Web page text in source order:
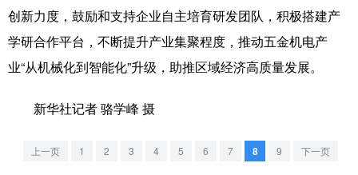
地方频道
辽宁 吉林
浙江 安徽 福建 江西
创新力度，鼓励和支持企业自主培育研发团队，积极搭建产
学研合作平台，不断提升产业集聚程度，推动五金机电产
业“从机械化到智能化”升级，助推区域经济高质量发展。
新华社记者 骆学峰 摄
上一页 1 2 3 4 5 6 7 8 9 下一页